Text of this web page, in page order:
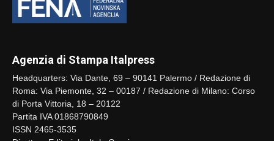
Agenzia di Stampa Italpress
Headquarters: Via Dante, 69 – 90141 Palermo / Redazione di
Roma: Via Piemonte, 32 – 00187 / Redazione di Milano: Corso
di Porta Vittoria, 18 – 20122
Partita IVA 01868790849
ISSN 2465-3535